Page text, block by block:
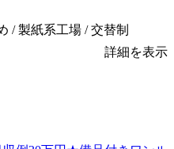
/ 製紙系工場 / 交替制
詳細を表示